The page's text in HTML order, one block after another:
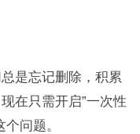
是忘记删除，积累
在只需开启”一次性
问题。